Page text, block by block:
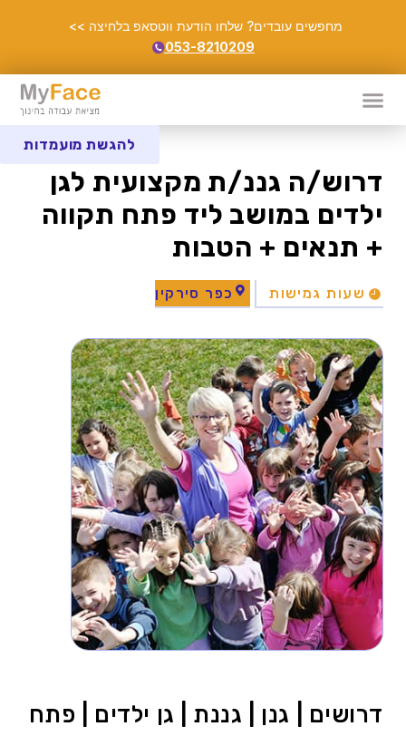
מחפשים עובדים? שלחו הודעת ווטסאפ בלחיצה >>
053-8210209
דרוש/ה גננ/ת מקצועית לגן
ילדים במושב ליד פתח תקווה
+ תנאים + הטבות
שעות גמישות כפר סירקין
להגשת מועמדות
דרושים | גנן | גננת | גן ילדים | פתח